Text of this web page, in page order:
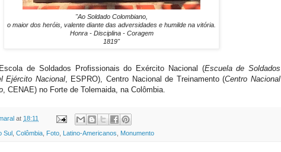
"Ao Soldado Colombiano,
o maior dos heróis, valente diante das adversidades e humilde na vitória.
Honra - Disciplina - Coragem
1819"
de Soldados Profissionais do Exército Nacional (Escuela de Soldados
Ejército Nacional, ESPRO), Centro Nacional de Treinamento (Centro Nacional
, CENAE) no Forte de Tolemaida, na Colômbia.
at 18:11
Sul Colômbia Foto Latino-Americanos Monumento